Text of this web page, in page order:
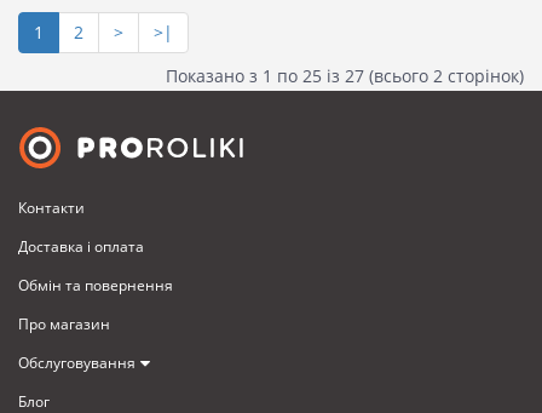
1 2 >
>|
Показано з 1 по 25 із 27 (всього 2 сторінок)
Контакти
Доставка i оплата
Обмiн та повернення
Про магазин
Обслуговування
Блог